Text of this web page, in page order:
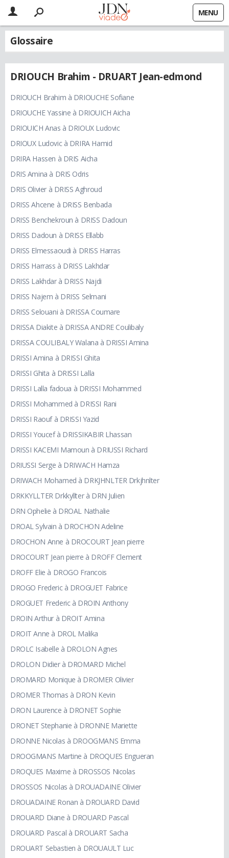
MENU
Glossaire
DRIOUCH Brahim - DRUART Jean-edmond
DRIOUCH Brahim à DRIOUCHE Sofiane
DRIOUCHE Yassine à DRIOUICH Aicha
DRIOUICH Anas à DRIOUX Ludovic
DRIOUX Ludovic à DRIRA Hamid
DRIRA Hassen à DRIS Aicha
DRIS Amina à DRIS Odris
DRIS Olivier à DRISS Aghroud
DRISS Ahcene à DRISS Benbada
DRISS Benchekroun à DRISS Dadoun
DRISS Dadoun à DRISS Ellabb
DRISS Elmessaoudi à DRISS Harras
DRISS Harrass à DRISS Lakhdar
DRISS Lakhdar à DRISS Najdi
DRISS Najem à DRISS Selmani
DRISS Selouani à DRISSA Coumare
DRISSA Diakite à DRISSA ANDRE Coulibaly
DRISSA COULIBALY Walana à DRISSI Amina
DRISSI Amina à DRISSI Ghita
DRISSI Ghita à DRISSI Lalla
DRISSI Lalla fadoua à DRISSI Mohammed
DRISSI Mohammed à DRISSI Rani
DRISSI Raouf à DRISSI Yazid
DRISSI Youcef à DRISSIKABIR Lhassan
DRISSI KACEMI Mamoun à DRIUSSI Richard
DRIUSSI Serge à DRIWACH Hamza
DRIWACH Mohamed à DRKJHNLTER Drkjhnlter
DRKKYLLTER Drkkyllter à DRN Julien
DRN Ophelie à DROAL Nathalie
DROAL Sylvain à DROCHON Adeline
DROCHON Anne à DROCOURT Jean pierre
DROCOURT Jean pierre à DROFF Clement
DROFF Elie à DROGO Francois
DROGO Frederic à DROGUET Fabrice
DROGUET Frederic à DROIN Anthony
DROIN Arthur à DROIT Amina
DROIT Anne à DROL Malika
DROLC Isabelle à DROLON Agnes
DROLON Didier à DROMARD Michel
DROMARD Monique à DROMER Olivier
DROMER Thomas à DRON Kevin
DRON Laurence à DRONET Sophie
DRONET Stephanie à DRONNE Mariette
DRONNE Nicolas à DROOGMANS Emma
DROOGMANS Martine à DROQUES Engueran
DROQUES Maxime à DROSSOS Nicolas
DROSSOS Nicolas à DROUADAINE Olivier
DROUADAINE Ronan à DROUARD David
DROUARD Diane à DROUARD Pascal
DROUARD Pascal à DROUART Sacha
DROUART Sebastien à DROUAULT Luc